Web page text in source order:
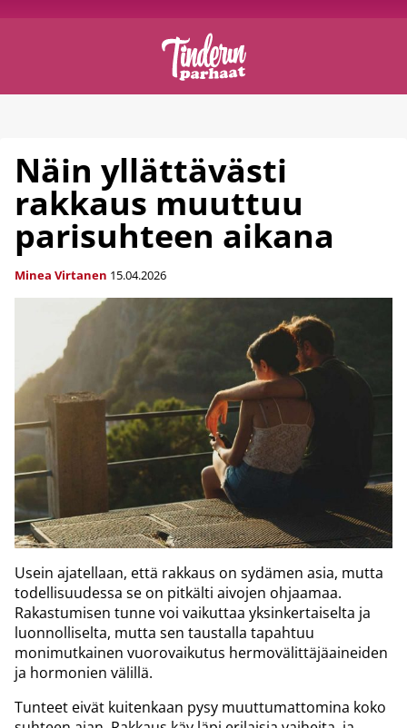
Näin yllättävästi
rakkaus muuttuu
parisuhteen aikana
Minea Virtanen 15.04.2026
Usein ajatellaan, että rakkaus on sydämen asia, mutta
todellisuudessa se on pitkälti aivojen ohjaamaa.
Rakastumisen tunne voi vaikuttaa yksinkertaiselta ja
luonnolliselta, mutta sen taustalla tapahtuu
monimutkainen vuorovaikutus hermovälittäjäaineiden
ja hormonien välillä.
Tunteet eivät kuitenkaan pysy muuttumattomina koko